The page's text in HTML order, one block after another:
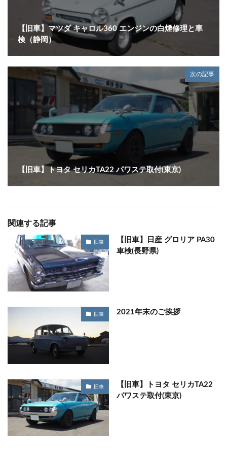
【旧車】マツダ キャロル360 エンジンの白煙修理と車
検（静岡）
次の記事
【旧車】トヨタ セリカTA22 パワステ取付(東京)
関連する記事
旧車
【旧車】日産 グロリア PA30
車検(長野県)
旧車 2021年末のご挨拶
旧車
【旧車】トヨタ セリカTA22
パワステ取付(東京)